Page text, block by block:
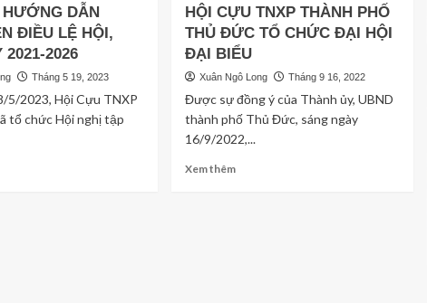
LỆ
HỘI
CỰU
THÀNH
PHỐ,
NHIỆM
KỲ
2026
HƯỚNG DẪN
ĐIỀU LỆ HỘI,
2021-2026
Tháng 5 19, 2023
5/2023, Hội Cựu TNXP
tổ chức Hội nghị tập
HỘI CỰU TNXP THÀNH PHỐ
THỦ ĐỨC TỔ CHỨC ĐẠI HỘI
ĐẠI BIỂU
Xuân Ngô Long Tháng 9 16, 2022
Được sự đồng ý của Thành ủy, UBND
thành phố Thủ Đức, sáng ngày
16/9/2022,...
Xem thêmRead